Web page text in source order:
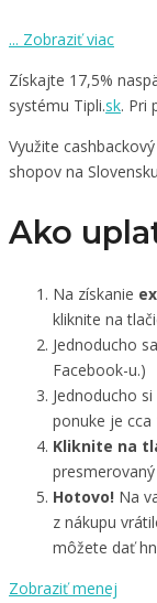
... Zobraziť viac
Získajte 17,5%
systému Tipli.sk. Pri
Využite
shopov na
Ako
Na získanie
kliknite na
Jednoducho
Facebook-u.)
Jednoducho si
ponuke je cca
Kliknite na
Hotovo! Na
z nákupu
môžete dať
Zobraziť menej